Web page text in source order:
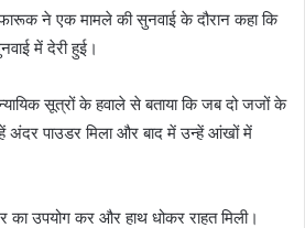
ने एक मामले की सुनवाई के दौरान कहा कि
में देरी हुई।
सूत्रों के हवाले से बताया कि जब दो जजों के
अंदर पाउडर मिला और बाद में उन्हें आंखों में
का उपयोग कर और हाथ धोकर राहत मिली।